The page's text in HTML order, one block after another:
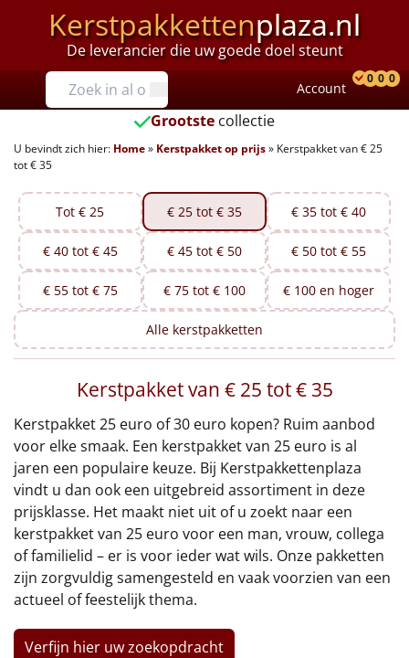
Kerstpakkettenplaza.nl
De leverancier die uw goede doel steunt
Prijzen
Tot €25
€25 tot €35
€35 tot €40
€40 tot €45
€45 tot €50
€50 tot €55
€75 tot €100
€100 en hoger
Alle kerstpakketten 2026
Thema
Origineel
Rituals
Account
0 0 0
Grootste collectie
U bevindt zich hier: Home» Kerstpakket op prijs» Kerstpakket van € 25
tot € 35
Tot € 25 € 25 tot € 35 € 35 tot € 40
€ 40 tot € 45 € 45 tot € 50 € 50 tot € 55
€ 55 tot € 75 € 75 tot € 100 € 100 en hoger
Alle kerstpakketten
Kerstpakket van € 25 tot € 35
Kerstpakket 25 euro of 30 euro kopen? Ruim aanbod
voor elke smaak. Een kerstpakket van 25 euro is al
jaren een populaire keuze. Bij Kerstpakkettenplaza
vindt u dan ook een uitgebreid assortiment in deze
prijsklasse. Het maakt niet uit of u zoekt naar een
kerstpakket van 25 euro voor een man, vrouw, collega
of familielid – er is voor ieder wat wils. Onze pakketten
zijn zorgvuldig samengesteld en vaak voorzien van een
actueel of feestelijk thema.
Verfijn hier uw zoekopdracht